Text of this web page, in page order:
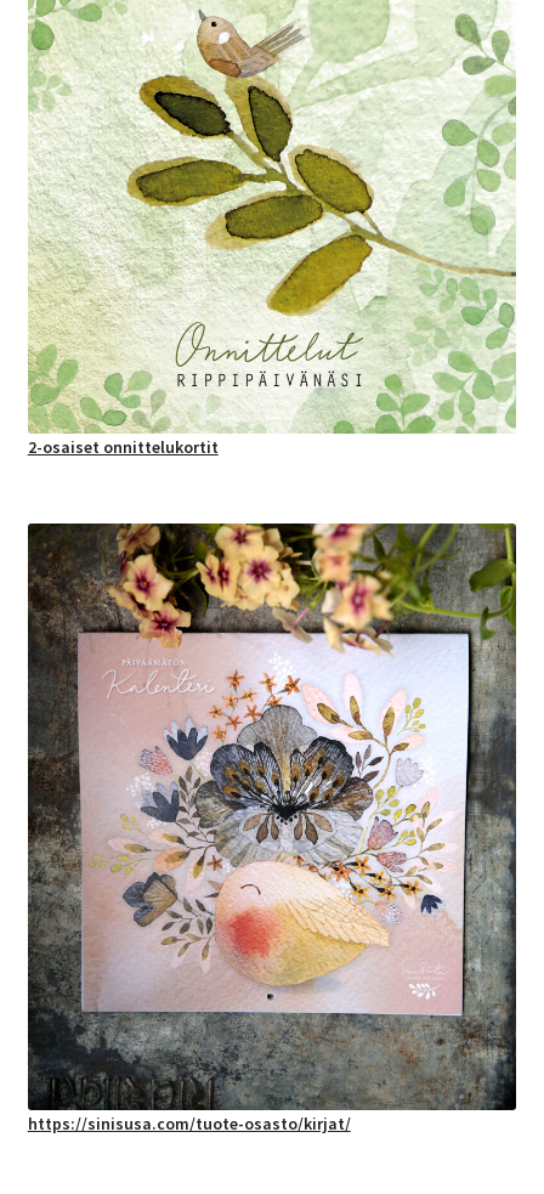
2-osaiset onnittelukortit
https://sinisusa.com/tuote-osasto/kirjat/